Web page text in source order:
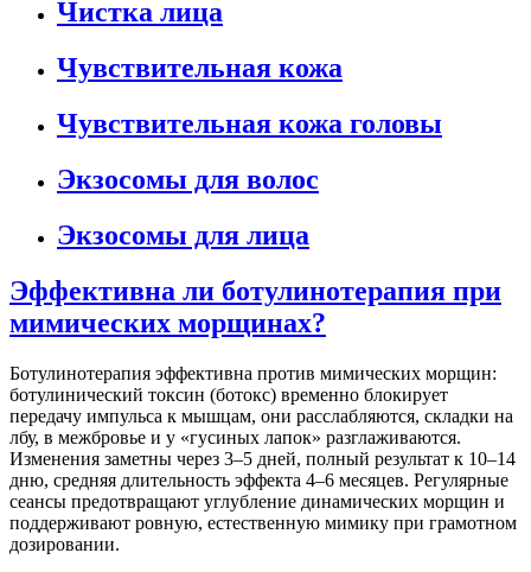
Чистка лица
Чувствительная кожа
Чувствительная кожа головы
Экзосомы для волос
Экзосомы для лица
Эффективна ли ботулинотерапия при
мимических морщинах?
Ботулинотерапия эффективна против мимических морщин:
ботулинический токсин (ботокс) временно блокирует
передачу импульса к мышцам, они расслабляются, складки на
лбу, в межбровье и у «гусиных лапок» разглаживаются.
Изменения заметны через 3–5 дней, полный результат к 10–14
дню, средняя длительность эффекта 4–6 месяцев. Регулярные
сеансы предотвращают углубление динамических морщин и
поддерживают ровную, естественную мимику при грамотном
дозировании.